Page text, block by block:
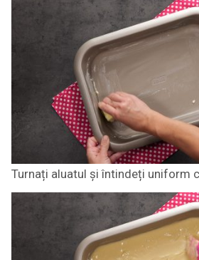
Turnați aluatul și întindeți uniform